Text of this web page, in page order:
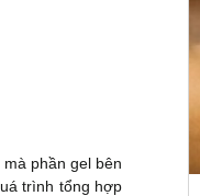
phần gel bên
trình tổng hợp